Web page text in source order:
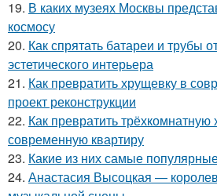
19. В каких музеях Москвы
космосу
20. Как спрятать батареи и трубы
эстетического интерьера
21. Как превратить хрущевку в
проект реконструкции
22. Как превратить трёхкомнатную
современную квартиру
23. Какие из них самые
24. Анастасия Высоцкая —